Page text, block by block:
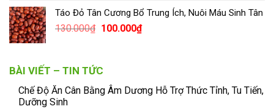
Táo Đỏ Tân Cương Bổ Trung Ích, Nuôi Máu Sinh Tân
130.000₫ 100.000₫
BÀI VIẾT – TIN TỨC
Chế Độ Ăn Cân Bằng Âm Dương Hỗ Trợ Thức Tỉnh, Tu Tiến,
Dưỡng Sinh